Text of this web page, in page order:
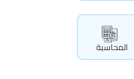
المحاسبة